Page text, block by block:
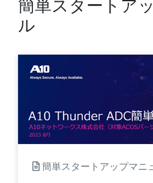
簡単スタートア
ル
簡単スタートアップマニ